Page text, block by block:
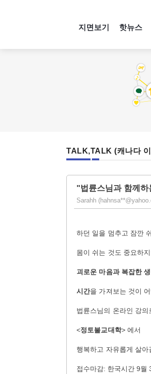
지면보기 핫뉴스
TALK,TALK (캐나다
"법륜스님과 함께
Sarahh
하던 일을 멈추고 잠깐
몸이 쉬는 것도 중요하
괴로운 마음과 복잡한
시간을 가져보는 것이
법륜스님의 온라인 강의
<정토불교대학> 에서
행복하고 자유롭게 살아
접수마감: 한국시간 9월